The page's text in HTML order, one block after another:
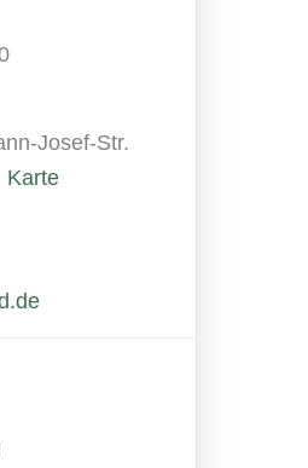
Josef-Str.
Karte